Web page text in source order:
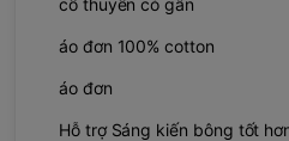
áo đơn 100% cotton
áo đơn
Hỗ trợ Sáng kiến bông tốt